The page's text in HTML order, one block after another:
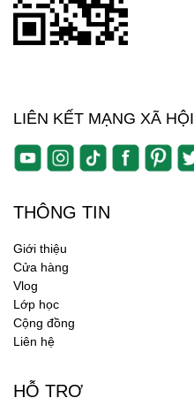
LIÊN KẾT MẠNG XÃ HỘI
THÔNG TIN
Giới thiệu
Cửa hàng
Vlog
Lớp học
Cộng đồng
Liên hệ
HỖ TRỢ